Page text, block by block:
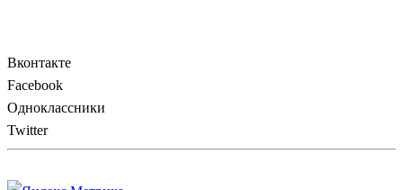
Вконтакте
Facebook
Одноклассники
Twitter